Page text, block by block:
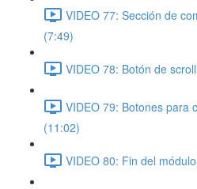
VIDEO 77: Sección de
(7:49)
VIDEO 78: Botón de
VIDEO 79: Botones para
(11:02)
VIDEO 80: Fin del